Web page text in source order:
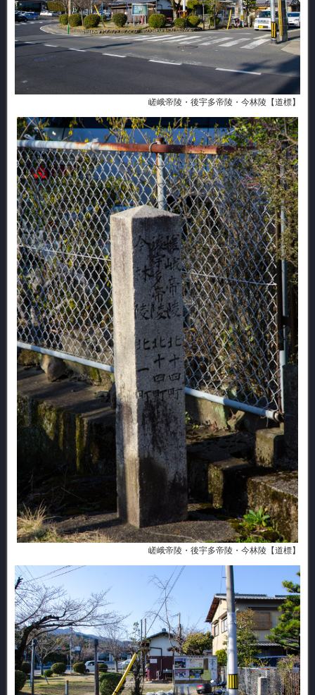
嵯峨帝陵・後宇多帝陵・今林陵【道標】
嵯峨帝陵・後宇多帝陵・今林陵【道標】